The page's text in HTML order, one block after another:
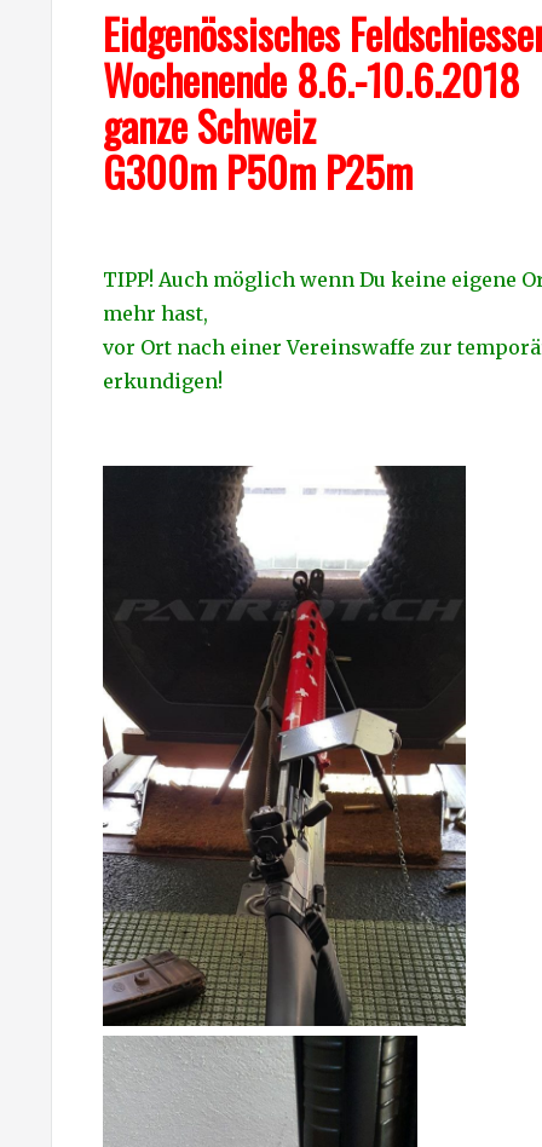
Eidgenössisches
Wochenende 8.6.-10.6.2018
ganze Schweiz
G300m P50m P25m
TIPP! Auch möglich wenn Du keine eigene
mehr hast,
vor Ort nach einer Vereinswaffe zur
erkundigen!